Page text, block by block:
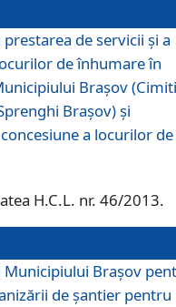
de servicii şi a
de înhumare în
Braşov
Braşov) şi
a locurilor de
H.C.L. nr. 46/2013.
Municipiului Braşov
de șantier pentru